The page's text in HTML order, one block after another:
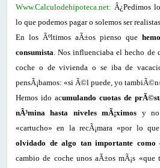
Www.Calculodehipoteca.net: Â¿Pedimos
lo que podemos pagar o solemos ser
En los Ãºltimos aÃ±os pienso que
consumista. Nos influenciaba el hecho de
coche o de vivienda o se iba de
pensÃ¡bamos: «si Ã©l puede, yo
Hemos ido acumulando cuotas de
nÃ³mina hasta niveles mÃ¡ximos y no
«cartucho» en la recÃ¡mara «por lo
olvidado de algo tan importante como
cambio de coche unos aÃ±os mÃ¡s «que